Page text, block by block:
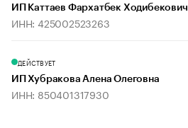
ИП Каттаев Фархатбек Ходибекович
ИНН: 425002523263
ДЕЙСТВУЕТ
ИП Хубракова Алена Олеговна
ИНН: 850401317930